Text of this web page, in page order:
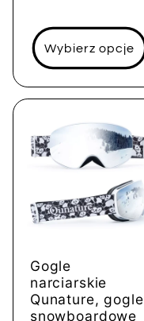
Wybierz opcje
Gogle
narciarskie
Qunature, gogle
snowboardowe